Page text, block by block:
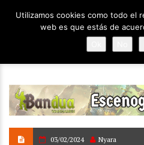
03/02/2024 Nyara
Utilizamos cookies como todo el
web es que estás de